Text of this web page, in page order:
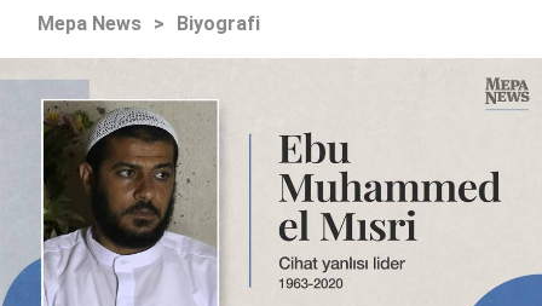
Mepa News > Biyografi